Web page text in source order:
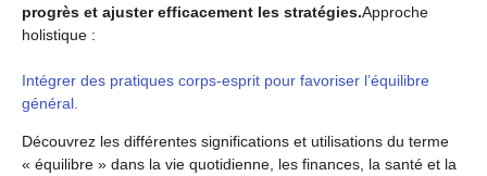
progrès et ajuster efficacement les stratégies.Approche
holistique :
Intégrer des pratiques corps-esprit pour favoriser l’équilibre
général.
Découvrez les différentes significations et utilisations du terme
« équilibre » dans la vie quotidienne, les finances, la santé et la